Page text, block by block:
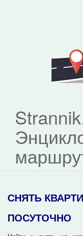
СНЯТЬ
ПОСУТОЧНО